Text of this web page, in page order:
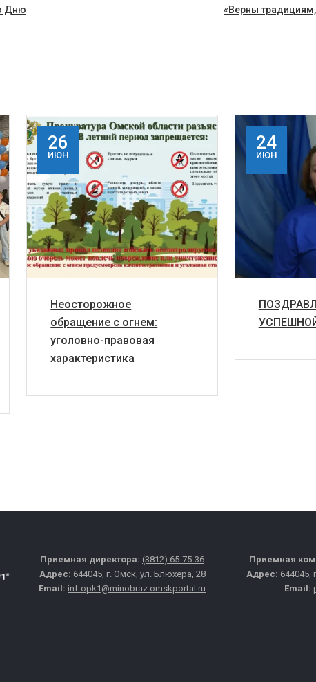
Дню
«Верны
26
ИЮН
Неосторожное
обращение с огнем:
уголовно-правовая
характеристика
24
ИЮН
Приемная директора: (3812) 65-75-36
Адрес: 644045, г. Омск, ул. Блюхера, 28
Email: inf-opk1@minobraz.omskportal.ru
Приемная
Адрес: 644045,
Email: